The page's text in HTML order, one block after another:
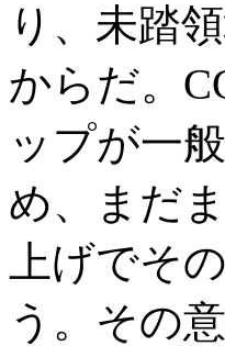
り、未踏
からだ。
ップが一
め、まだ
上げでそ
う。その